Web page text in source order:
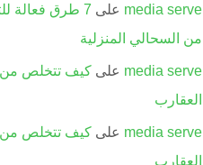
media serve على
7 طرق فعالة
من السحالي المنزلية
media serve على كيف تتخلص من
العقارب
media serve على كيف تتخلص من
العقارب